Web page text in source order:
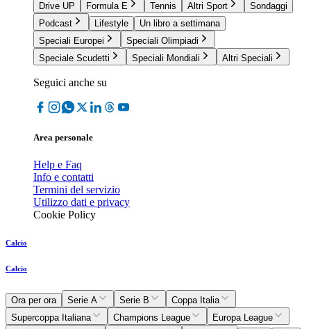
Drive UP
Formula E Tennis Altri Sport
Sondaggi
Podcast
Lifestyle
Un libro a settimana
Speciali Europei
Speciali Olimpiadi
Speciale Scudetti
Speciali Mondiali Altri Speciali
Seguici anche su
Area personale
Help e Faq
Info e contatti
Termini del servizio
Utilizzo dati e privacy
Cookie Policy
Calcio
Calcio
Ora per ora Serie A Serie B
Coppa Italia
Supercoppa Italiana
Champions League
Europa League